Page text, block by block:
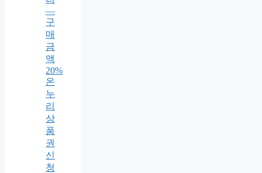
—
구
매
금
액
20%
온
누
리
상
품
권
신
청